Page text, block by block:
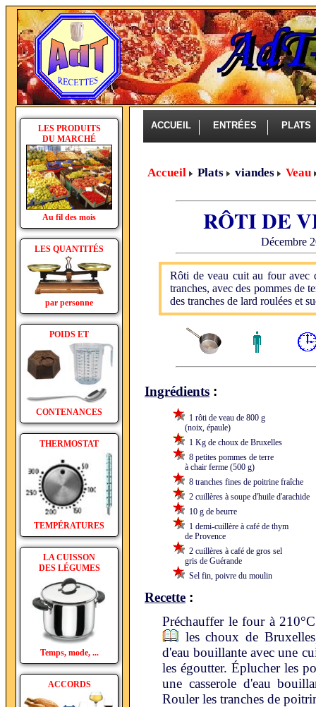
LES PRODUITS
DU MARCHÉ
Au fil des mois
LES QUANTITÉS
par personne
POIDS ET
CONTENANCES
THERMOSTAT
TEMPÉRATURES
LA CUISSON
DES LÉGUMES
Temps, mode, ...
ACCORDS
ACCUEIL ENTRÉES PLATS
Accueil Plats viandes Veau
RÔTI DE
Décembre
Rôti de veau cuit au four avec
tranches, avec des pommes de
des tranches de lard roulées et
Ingrédients :
1 rôti de veau de 800 g
(noix, épaule)
1 Kg de choux de Bruxelles
8 petites pommes de terre
à chair ferme (500 g)
8 tranches fines de poitrine fraîche
2 cuillères à soupe d'huile d'arachide
10 g de beurre
1 demi-cuillère à café de thym
de Provence
2 cuillères à café de gros sel
gris de Guérande
Sel fin, poivre du moulin
Recette :
Préchauffer le four à
les choux de
d'eau bouillante avec une
les égoutter. Éplucher les
une casserole d'eau
Rouler les tranches de